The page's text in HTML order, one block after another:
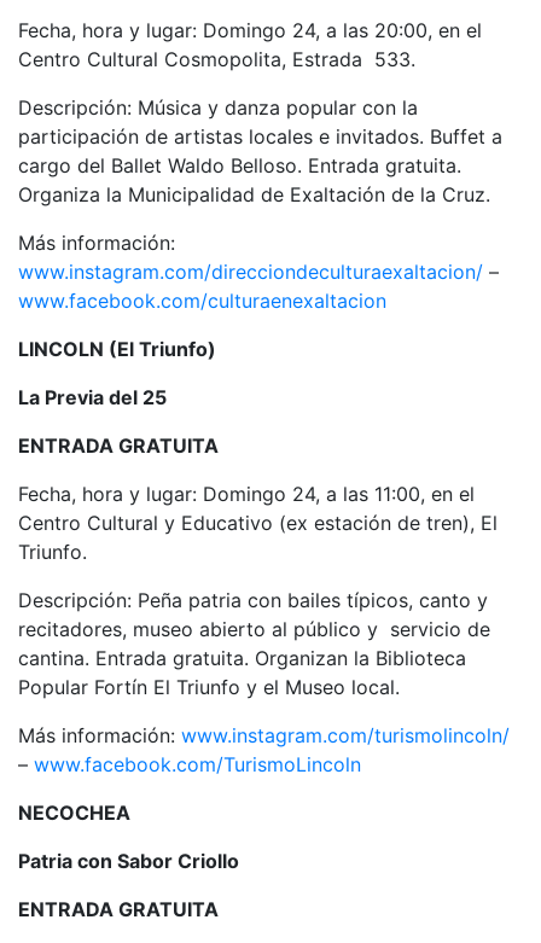
Fecha, hora y lugar: Domingo 24, a las 20:00, en el
Centro Cultural Cosmopolita, Estrada 533.
Descripción: Música y danza popular con la
participación de artistas locales e invitados. Buffet a
cargo del Ballet Waldo Belloso. Entrada gratuita.
Organiza la Municipalidad de Exaltación de la Cruz.
Más información:
www.instagram.com/direcciondeculturaexaltacion/ –
www.facebook.com/culturaenexaltacion
LINCOLN (El Triunfo)
La Previa del 25
ENTRADA GRATUITA
Fecha, hora y lugar: Domingo 24, a las 11:00, en el
Centro Cultural y Educativo (ex estación de tren), El
Triunfo.
Descripción: Peña patria con bailes típicos, canto y
recitadores, museo abierto al público y servicio de
cantina. Entrada gratuita. Organizan la Biblioteca
Popular Fortín El Triunfo y el Museo local.
Más información: www.instagram.com/turismolincoln/
– www.facebook.com/TurismoLincoln
NECOCHEA
Patria con Sabor Criollo
ENTRADA GRATUITA